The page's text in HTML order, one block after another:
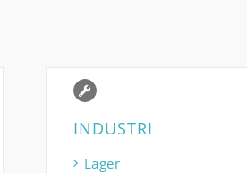
INDUSTRI
Lager